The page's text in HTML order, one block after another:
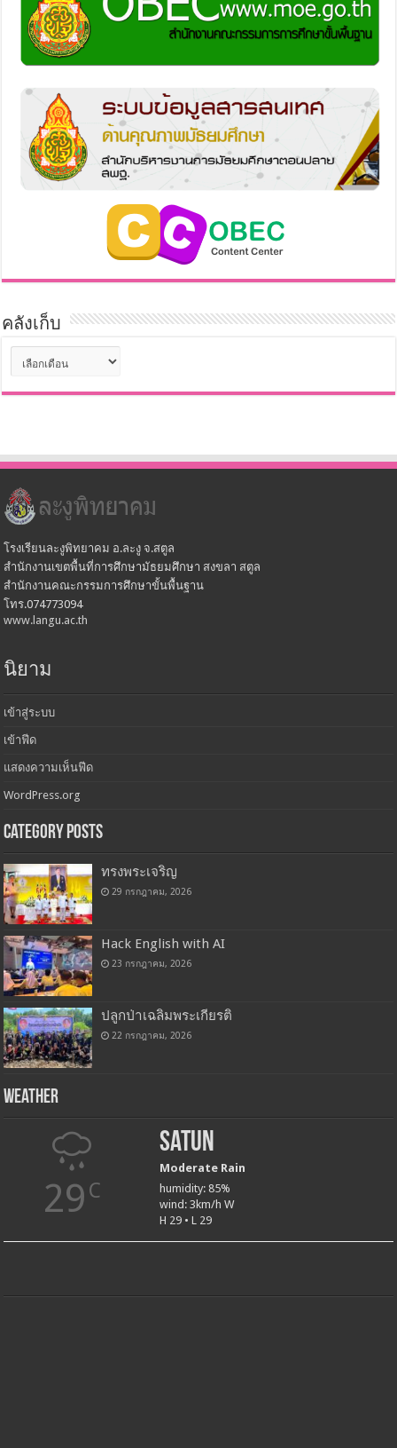
คลังเก็บ
เก็บ
โรงเรียนละงูพิทยาคม อ.ละงู จ.สตูล
สำนักงานเขตพื้นที่การศึกษามัธยมศึกษา สงขลา สตูล
สำนักงานคณะกรรมการศึกษาขั้นพื้นฐาน
โทร.074773094
www.langu.ac.th
นิยาม
เข้าสู่ระบบ
เข้าฟีด
แสดงความเห็นฟีด
WordPress.org
Category Posts
ทรงพระเจริญ
29 กรกฎาคม, 2026
Hack English with AI
23 กรกฎาคม, 2026
ปลูกป่าเฉลิมพระเกียรติ
22 กรกฎาคม, 2026
Weather
29 C
Satun
Moderate Rain
humidity: 85%
wind: 3km/h W
H 29 • L 29